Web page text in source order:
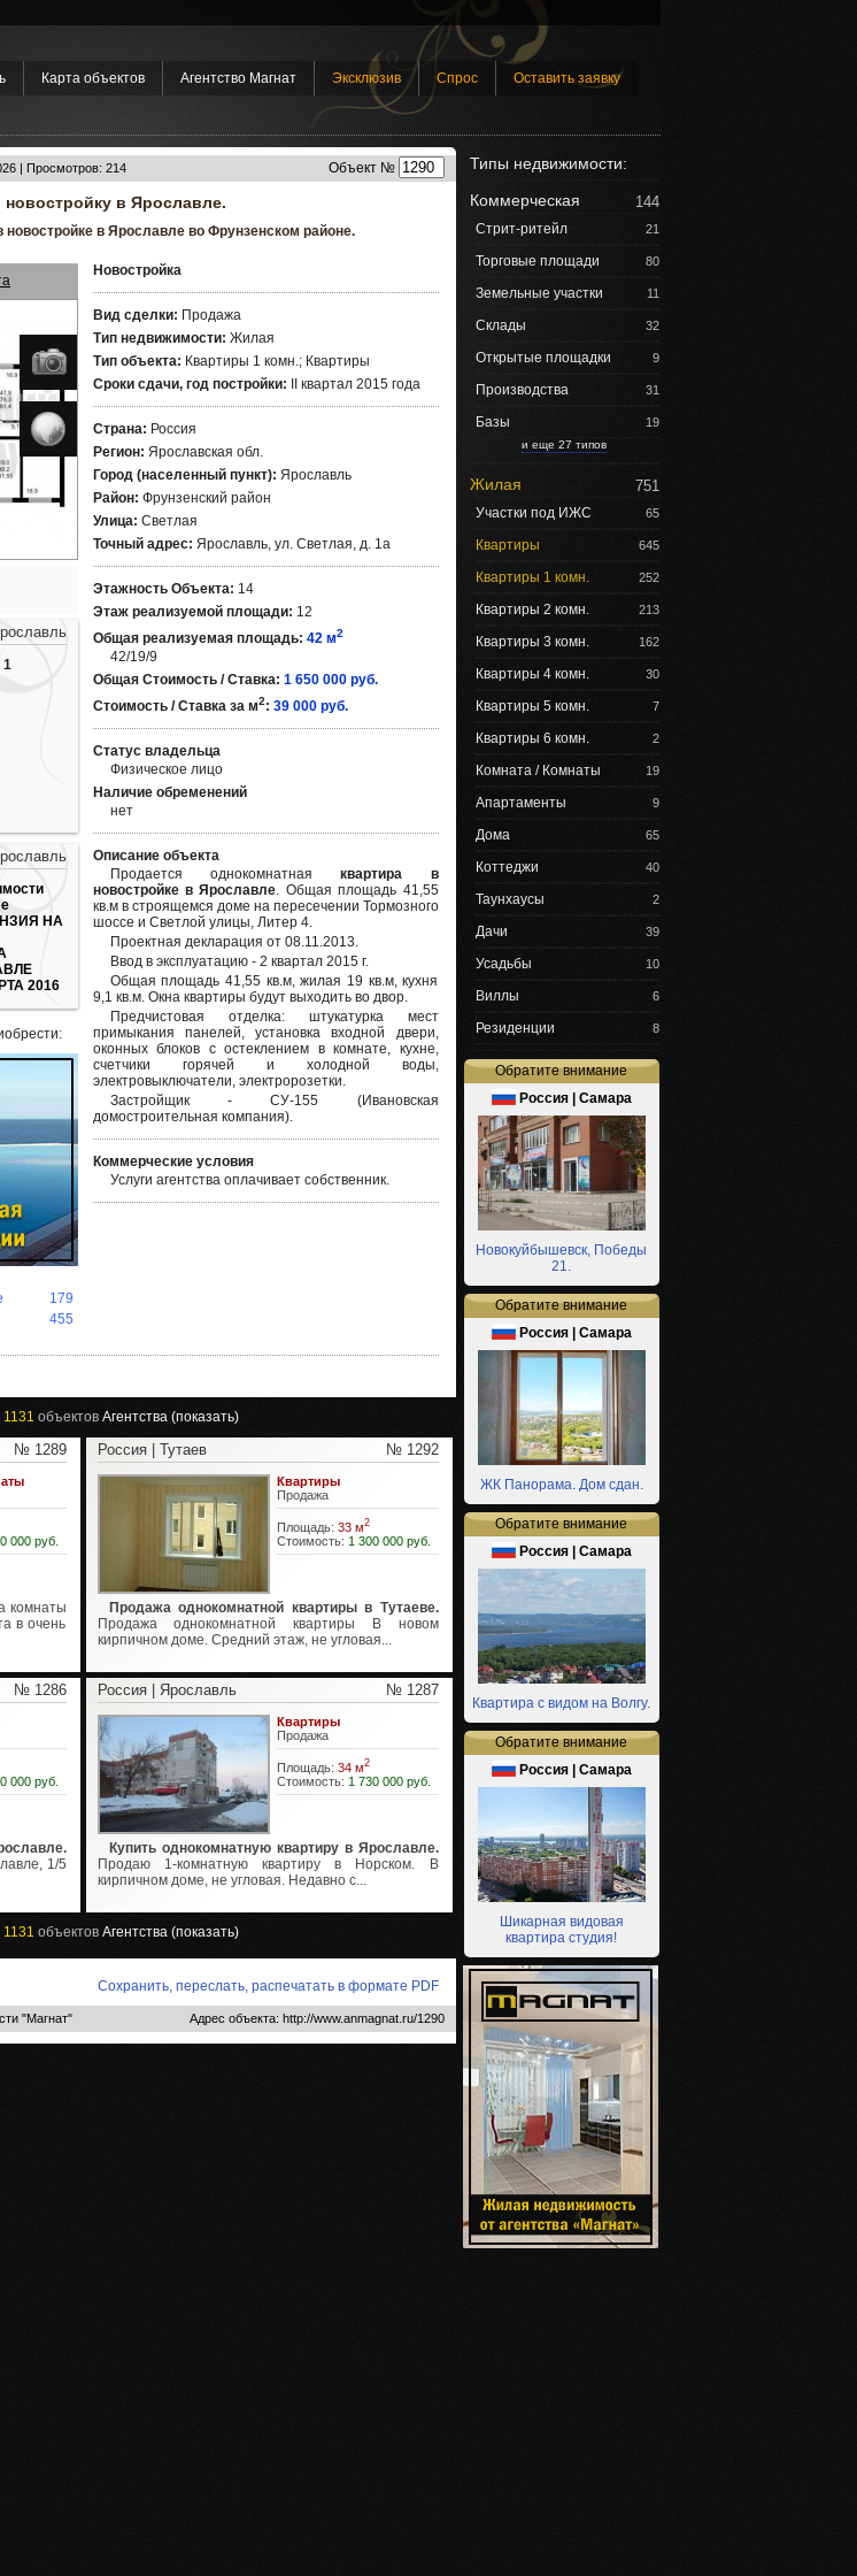
Карта объектов Агентство Магнат Эксклюзив Спрос Оставить заявку
| Просмотров: 214 Объект №
новостройку в Ярославле.
новостройке в Ярославле во Фрунзенском районе.
1
НА
2016
Новостройка
Вид сделки: Продажа
Тип недвижимости: Жилая
Тип объекта: Квартиры 1 комн.; Квартиры
Сроки сдачи, год постройки: II квартал 2015 года
Страна: Россия
Регион: Ярославская обл.
Город (населенный пункт): Ярославль
Район: Фрунзенский район
Улица: Светлая
Точный адрес: Ярославль, ул. Светлая, д. 1а
Этажность Объекта: 14
Этаж реализуемой площади: 12
Общая реализуемая площадь: 42 м2
42/19/9
Общая Стоимость / Ставка: 1 650 000 руб.
Стоимость / Ставка за м2: 39 000 руб.
Статус владельца
Физическое лицо
Наличие обременений
нет
Описание объекта
Продается однокомнатнаяквартира в
новостройке в Ярославле. Общая площадь 41,55
кв.м в строящемся доме на пересечении Тормозного
шоссе и Светлой улицы, Литер 4.
Проектная декларация от 08.11.2013.
Ввод в эксплуатацию - 2 квартал 2015 г.
Общая площадь 41,55 кв.м, жилая 19 кв.м, кухня
9,1 кв.м. Окна квартиры будут выходить во двор.
Предчистовая отделка: штукатурка мест
примыкания панелей, установка входной двери,
оконных блоков с остеклением в комнате, кухне,
счетчики горячей и холодной воды,
электровыключатели, электророзетки.
Застройщик - СУ-155 (Ивановская
домостроительная компания).
Коммерческие условия
Услуги агентства оплачивает собственник.
179
455
1131 объектов Агентства (показать)
№ 1289
000 руб.
комнаты
в очень
Россия | Тутаев № 1292
Квартиры
Продажа
Площадь: 33 м2
Стоимость: 1 300 000 руб.
Продажа однокомнатной квартиры в Тутаеве.
Продажа однокомнатной квартиры В новом
кирпичном доме. Средний этаж, не угловая...
№ 1286
000 руб.
1/5
Россия | Ярославль № 1287
Квартиры
Продажа
Площадь: 34 м2
Стоимость: 1 730 000 руб.
Купить однокомнатную квартиру в Ярославле.
Продаю 1-комнатную квартиру в Норском. В
кирпичном доме, не угловая. Недавно с...
1131 объектов Агентства (показать)
Сохранить, переслать, распечатать в формате PDF
"Магнат" Адрес объекта: http://www.anmagnat.ru/1290
Типы недвижимости:
144
Коммерческая
21
Стрит-ритейл
80
Торговые площади
11
Земельные участки
32
Склады
9
Открытые площадки
31
Производства
19
Базы
и еще 27 типов
751
Жилая
65
Участки под ИЖС
645
Квартиры
252
Квартиры 1 комн.
213
Квартиры 2 комн.
162
Квартиры 3 комн.
30
Квартиры 4 комн.
7
Квартиры 5 комн.
2
Квартиры 6 комн.
19
Комната / Комнаты
9
Апартаменты
65
Дома
40
Коттеджи
2
Таунхаусы
39
Дачи
10
Усадьбы
6
Виллы
8
Резиденции
Обратите внимание
Россия | Самара
Новокуйбышевск, Победы
21.
Обратите внимание
Россия | Самара
ЖК Панорама. Дом сдан.
Обратите внимание
Россия | Самара
Квартира с видом на Волгу.
Обратите внимание
Россия | Самара
Шикарная видовая
квартира студия!